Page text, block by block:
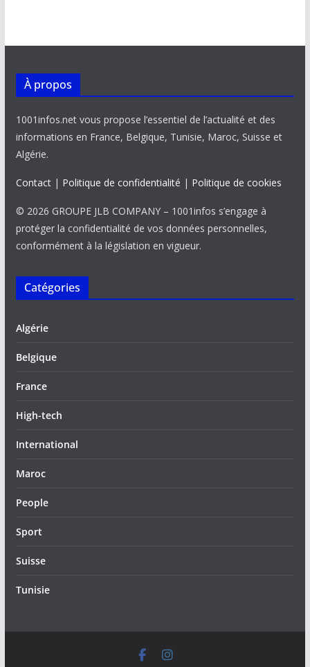
À propos
1001infos.net vous propose l’essentiel de l’actualité et des
informations en France, Belgique, Tunisie, Maroc, Suisse et
Algérie.
Contact| Politique de confidentialité | Politique de cookies
© 2026 GROUPE JLB COMPANY – 1001infos s’engage à
protéger la confidentialité de vos données personnelles,
conformément à la législation en vigueur.
Catégories
Algérie
Belgique
France
High-tech
International
Maroc
People
Sport
Suisse
Tunisie